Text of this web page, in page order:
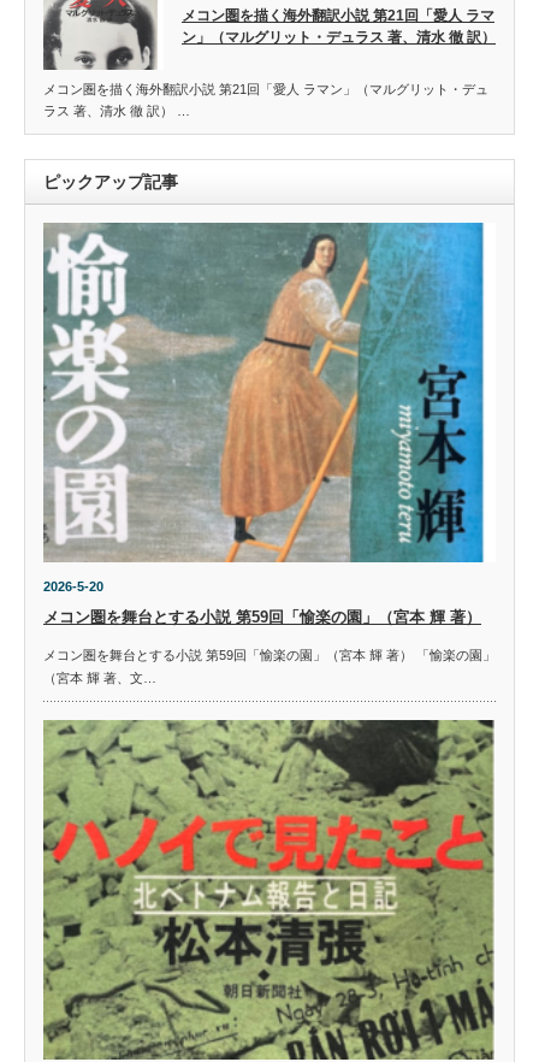
メコン圏を描く海外翻訳小説 第21回「愛人 ラマ
ン」（マルグリット・デュラス 著、清水 徹 訳）
メコン圏を描く海外翻訳小説 第21回「愛人 ラマン」（マルグリット・デュ
ラス 著、清水 徹 訳） …
ピックアップ記事
2026-5-20
メコン圏を舞台とする小説 第59回「愉楽の園」（宮本 輝 著）
メコン圏を舞台とする小説 第59回「愉楽の園」（宮本 輝 著） 「愉楽の園」
（宮本 輝 著、文…